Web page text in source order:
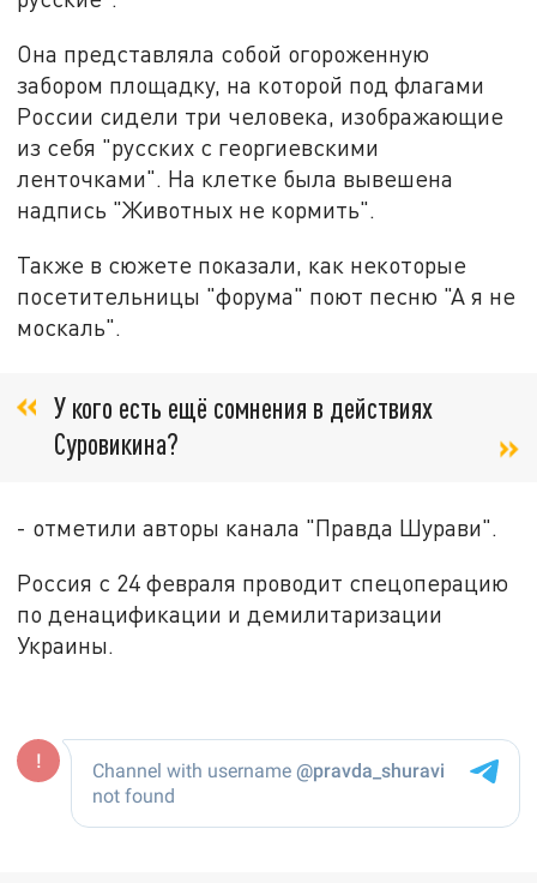
Она представляла собой огороженную
забором площадку, на которой под флагами
России сидели три человека, изображающие
из себя "русских с георгиевскими
ленточками". На клетке была вывешена
надпись "Животных не кормить".
Также в сюжете показали, как некоторые
посетительницы "форума" поют песню "А я не
москаль".
У кого есть ещё сомнения в действиях
Суровикина?
- отметили авторы канала "Правда Шурави".
Россия с 24 февраля проводит спецоперацию
по денацификации и демилитаризации
Украины.